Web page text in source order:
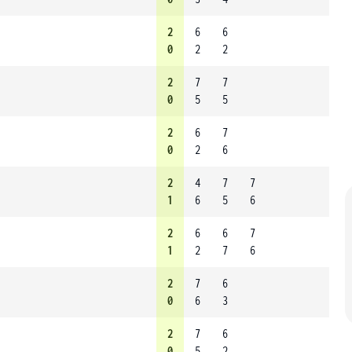
2
0
6
2
6
2
2
0
7
5
7
5
2
0
6
2
7
6
2
1
4
6
7
5
7
6
2
1
6
2
6
7
7
6
2
0
7
6
6
3
2
7
6